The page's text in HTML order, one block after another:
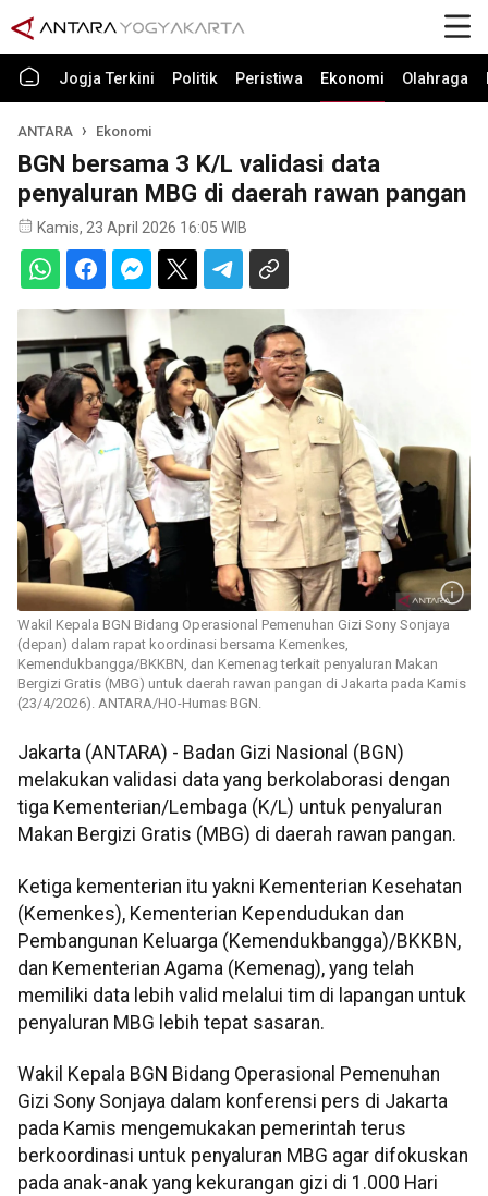
Jogja Terkini Politik Peristiwa Ekonomi Olahraga
ANTARA Ekonomi
BGN bersama 3 K/L validasi data
penyaluran MBG di daerah rawan pangan
Kamis, 23 April 2026 16:05 WIB
Wakil Kepala BGN Bidang Operasional Pemenuhan Gizi Sony Sonjaya
(depan) dalam rapat koordinasi bersama Kemenkes,
Kemendukbangga/BKKBN, dan Kemenag terkait penyaluran Makan
Bergizi Gratis (MBG) untuk daerah rawan pangan di Jakarta pada Kamis
(23/4/2026). ANTARA/HO-Humas BGN.
Jakarta (ANTARA) - Badan Gizi Nasional (BGN)
melakukan validasi data yang berkolaborasi dengan
tiga Kementerian/Lembaga (K/L) untuk penyaluran
Makan Bergizi Gratis (MBG) di daerah rawan pangan.
Ketiga kementerian itu yakni Kementerian Kesehatan
(Kemenkes), Kementerian Kependudukan dan
Pembangunan Keluarga (Kemendukbangga)/BKKBN,
dan Kementerian Agama (Kemenag), yang telah
memiliki data lebih valid melalui tim di lapangan untuk
penyaluran MBG lebih tepat sasaran.
Wakil Kepala BGN Bidang Operasional Pemenuhan
Gizi Sony Sonjaya dalam konferensi pers di Jakarta
pada Kamis mengemukakan pemerintah terus
berkoordinasi untuk penyaluran MBG agar difokuskan
pada anak-anak yang kekurangan gizi di 1.000 Hari